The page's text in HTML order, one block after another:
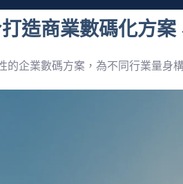
造商業數碼化方
的企業數碼方案，為不同行業量身